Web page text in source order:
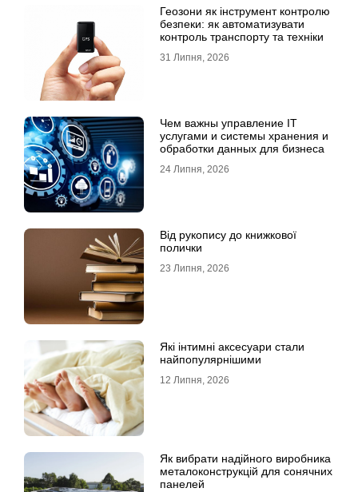
Геозони як інструмент контролю
безпеки: як автоматизувати
контроль транспорту та техніки
31 Липня, 2026
Чем важны управление IT
услугами и системы хранения и
обработки данных для бизнеса
24 Липня, 2026
Від рукопису до книжкової
полички
23 Липня, 2026
Які інтимні аксесуари стали
найпопулярнішими
12 Липня, 2026
Як вибрати надійного виробника
металоконструкцій для сонячних
панелей